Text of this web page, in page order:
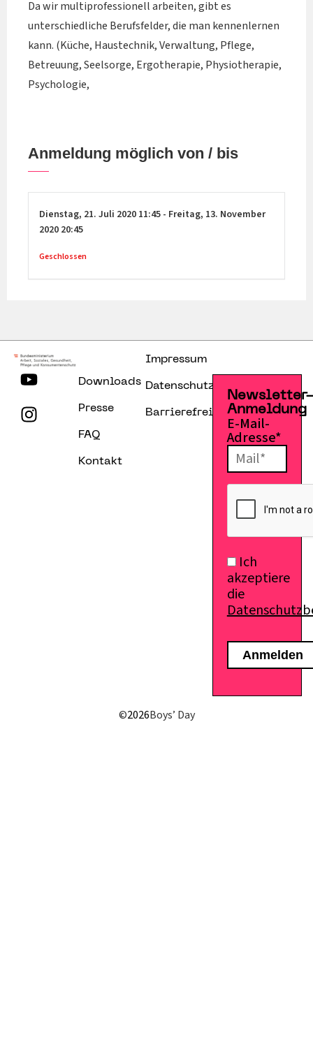
Da wir multiprofessionell arbeiten, gibt es
unterschiedliche Berufsfelder, die man kennenlernen
kann. (Küche, Haustechnik, Verwaltung, Pflege,
Betreuung, Seelsorge, Ergotherapie, Physiotherapie,
Psychologie,
Anmeldung möglich von / bis
Dienstag, 21. Juli 2020 11:45 - Freitag, 13. November
2020 20:45
Geschlossen
Downloads
Presse
FAQ
Kontakt
Impressum
Datenschutzerklärung
Barrierefreiheitserklärung
Anmeldung
E-Mail-
Adresse*
Ich
akzeptiere
die
©2026Boys’ Day